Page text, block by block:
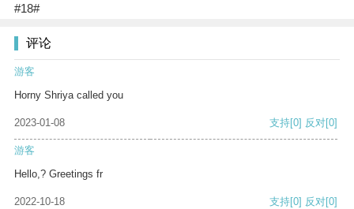
#18#
评论
游客
Horny Shriya called you
2023-01-08 支持[0] 反对[0]
游客
Hello,? Greetings fr
2022-10-18 支持[0] 反对[0]